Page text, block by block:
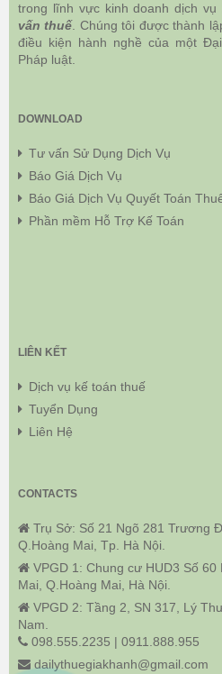
trong lĩnh vực kinh doanh dịch vụ
vấn thuế. Chúng tôi được thành
điều kiện hành nghề của một
Pháp luật.
DOWNLOAD
Tư vấn Sử Dụng Dịch Vụ
Báo Giá Dịch Vụ
Báo Giá Dịch Vụ Quyết Toán
Phần mềm Hỗ Trợ Kế Toán
LIÊN KẾT
Dịch vụ kế toán thuế
Tuyển Dụng
Liên Hệ
CONTACTS
Trụ Sở: Số 21 Ngõ 281 Trương
Q.Hoàng Mai, Tp. Hà Nội.
VPGD 1: Chung cư HUD3 Số
Mai, Q.Hoàng Mai, Hà Nội.
VPGD 2: Tầng 2, SN 317, Lý
Nam.
098.555.2235 | 0911.888.955
dailythuegiakhanh@gmail.com